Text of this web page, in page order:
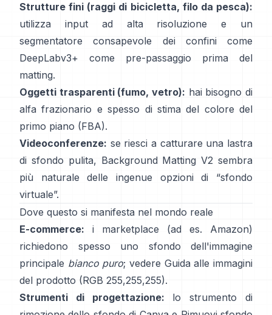
Strutture fini (raggi di bicicletta, filo da pesca):
utilizza input ad alta risoluzione e un
segmentatore consapevole dei confini come
DeepLabv3+ come pre-passaggio prima del
matting.
Oggetti trasparenti (fumo, vetro): hai bisogno di
alfa frazionario e spesso di stima del colore del
primo piano (FBA).
Videoconferenze: se riesci a catturare una lastra
di sfondo pulita, Background Matting V2 sembra
più naturale delle ingenue opzioni di “sfondo
virtuale”.
Dove questo si manifesta nel mondo reale
E-commerce: i marketplace (ad es. Amazon)
richiedono spesso uno sfondo dell'immagine
principale bianco puro; vedere Guida alle immagini
del prodotto (RGB 255,255,255).
Strumenti di progettazione: lostrumento di